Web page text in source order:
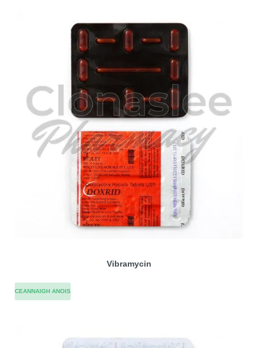
Vibramycin
CEANNAIGH ANOIS